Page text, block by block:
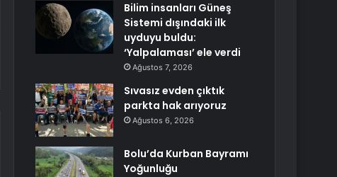
Bilim insanları Güneş
Sistemi dışındaki ilk
uyduyu buldu:
‘Yalpalaması’ ele verdi
Ağustos 7, 2026
Sıvasız evden çıktık
parkta hak arıyoruz
Ağustos 6, 2026
Bolu’da Kurban Bayramı
Yoğunluğu